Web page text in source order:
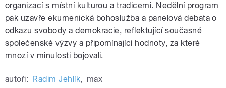
organizací s místní kulturou a tradicemi. Nedělní program
pak uzavře ekumenická bohoslužba a panelová debata o
odkazu svobody a demokracie, reflektující současné
společenské výzvy a připomínající hodnoty, za které
mnozí v minulosti bojovali.
autoři: Radim Jehlík, max